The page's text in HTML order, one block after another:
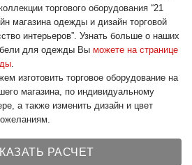
торгового оборудования “21
магазина одежды и дизайн торговой
интерьеров”. Узнать больше о наших
для одежды Вы можете на странице
.
изготовить торговое оборудование на
магазина, по индивидуальному
а также изменить дизайн и цвет
РАСЧЕТ